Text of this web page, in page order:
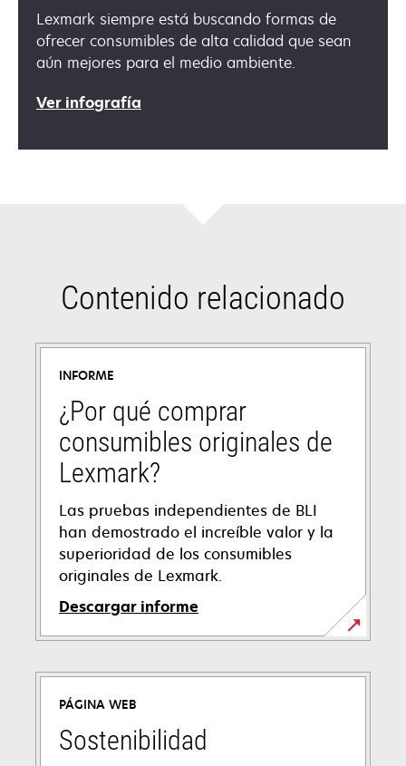
Lexmark siempre está buscando formas de
ofrecer consumibles de alta calidad que sean
aún mejores para el medio ambiente.
Ver infografía
Contenido relacionado
INFORME
¿Por qué comprar
consumibles originales de
Lexmark?
Las pruebas independientes de BLI
han demostrado el increíble valor y la
superioridad de los consumibles
originales de Lexmark.
Descargar informe
se
abre
una
pestaña
nueva
PÁGINA WEB
Sostenibilidad